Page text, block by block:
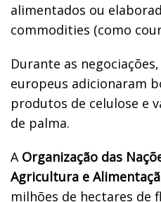
alimentados ou
commodities (como
Durante as
europeus adicionaram
produtos de celulose e
de palma.
A Organização das
Agricultura e
milhões de hectares de